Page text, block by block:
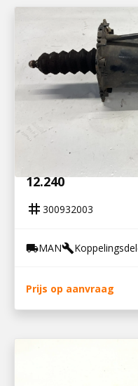
300932003
12.240
tag 300932003
local_shippingMANbuild
Prijs op aanvraag